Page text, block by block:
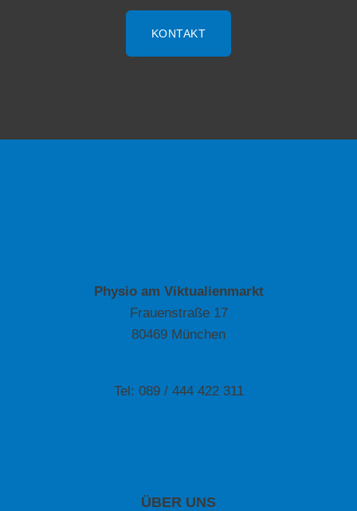
KONTAKT
Physio am Viktualienmarkt
Frauenstraße 17
80469 München
Tel: 089 / 444 422 311
ÜBER UNS